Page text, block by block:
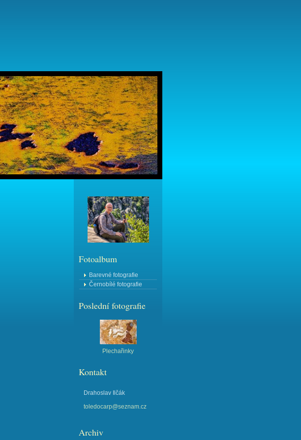
Fotoalbum
Barevné fotografie
Černobílé fotografie
Poslední fotografie
Plechařinky
Kontakt
Drahoslav Ilčák
toledocarp@seznam.cz
Archiv